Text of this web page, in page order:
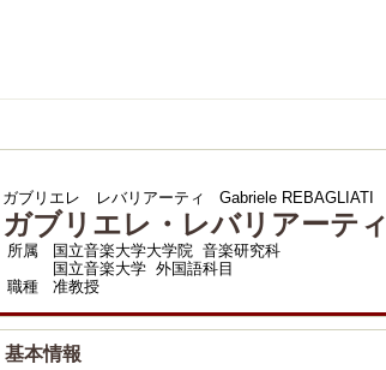
ガブリエレ レバリアーティ
Gabriele REBAGLIATI
ガブリエレ・レバリアーティ
所属
国立音楽大学大学院 音楽研究科
国立音楽大学 外国語科目
職種
准教授
基本情報